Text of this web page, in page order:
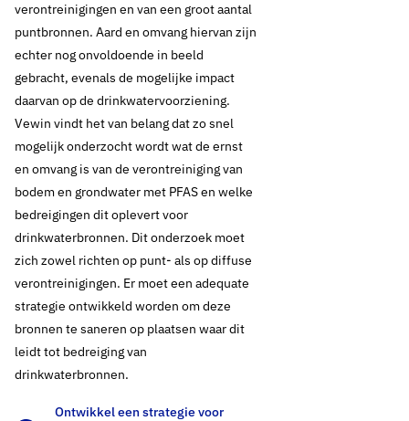
verontreinigingen en van een groot aantal
puntbronnen. Aard en omvang hiervan zijn
echter nog onvoldoende in beeld
gebracht, evenals de mogelijke impact
daarvan op de drinkwatervoorziening.
Vewin vindt het van belang dat zo snel
mogelijk onderzocht wordt wat de ernst
en omvang is van de verontreiniging van
bodem en grondwater met PFAS en welke
bedreigingen dit op­levert voor
drinkwaterbronnen. Dit onderzoek moet
zich zowel richten op punt- als op diffuse
verontreini­gingen. Er moet een adequate
strategie ontwikkeld worden om deze
bronnen te saneren op plaatsen waar dit
leidt tot bedreiging van
drinkwaterbronnen.
Ontwikkel een strategie voor